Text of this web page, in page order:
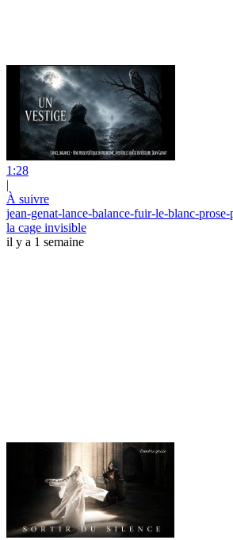
1:28
|
À suivre
jean-genat-lance-balance-fuir-le-blanc-
la cage invisible
il y a 1 semaine